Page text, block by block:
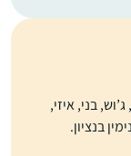
בני, איזי,
בנציון.